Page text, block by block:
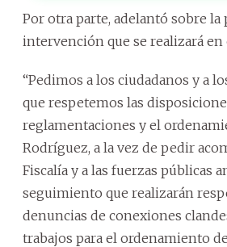
Por otra parte, adelantó sobre la
intervención que se realizará en
“Pedimos a los ciudadanos y a
que respetemos las
reglamentaciones y el
Rodríguez, a la vez de pedir
Fiscalía y a las fuerzas públicas
seguimiento que realizarán
denuncias de conexiones
trabajos para el ordenamiento